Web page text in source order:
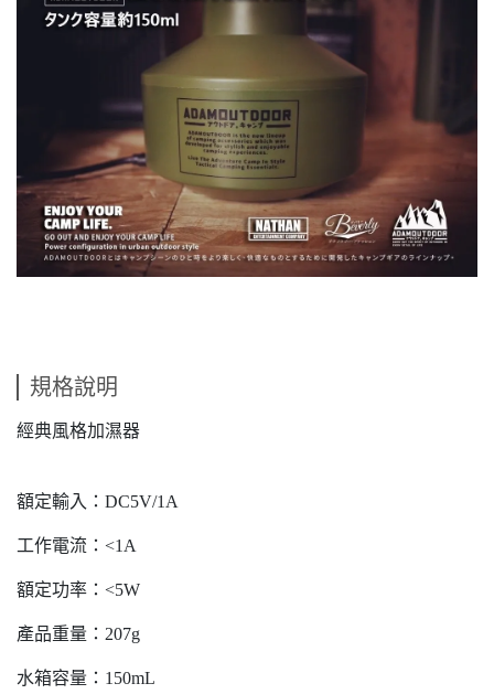
規格說明
經典風格加濕器
額定輸入：DC5V/1A
工作電流：<1A
額定功率：<5W
產品重量：207g
水箱容量：150mL